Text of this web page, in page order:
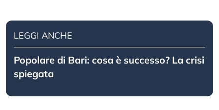
LEGGI ANCHE
Popolare di Bari: cosa è successo? La crisi
spiegata